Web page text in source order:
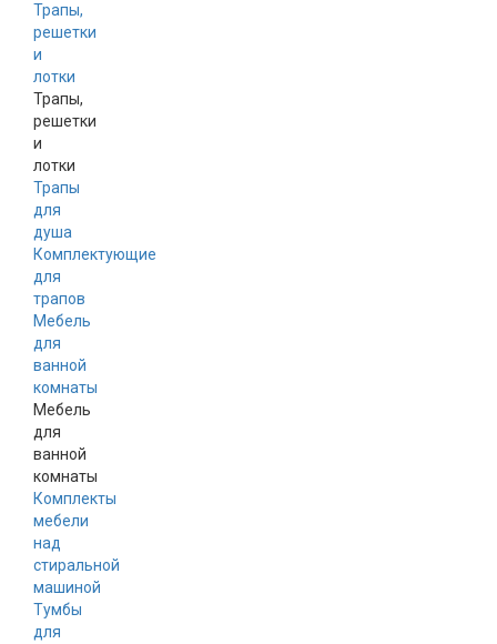
Трапы,
решетки
и
лотки
Трапы,
решетки
и
лотки
Трапы
для
душа
Комплектующие
для
трапов
Мебель
для
ванной
комнаты
Мебель
для
ванной
комнаты
Комплекты
мебели
над
стиральной
машиной
Тумбы
для